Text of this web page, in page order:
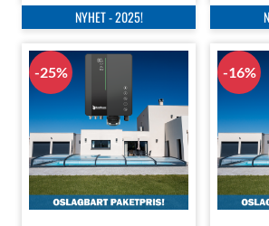
NYHET - 2025!
25% 16%